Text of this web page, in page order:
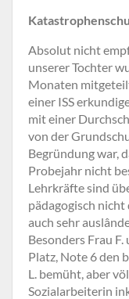
Absolut nicht
unserer Tochter
Monaten
einer ISS
mit einer
von der
Begründung war,
Probejahr nicht
Lehrkräfte sind
pädagogisch
auch sehr
Besonders Frau
Platz, Note 6 den
L. bemüht, aber
Sozialarbeiterin